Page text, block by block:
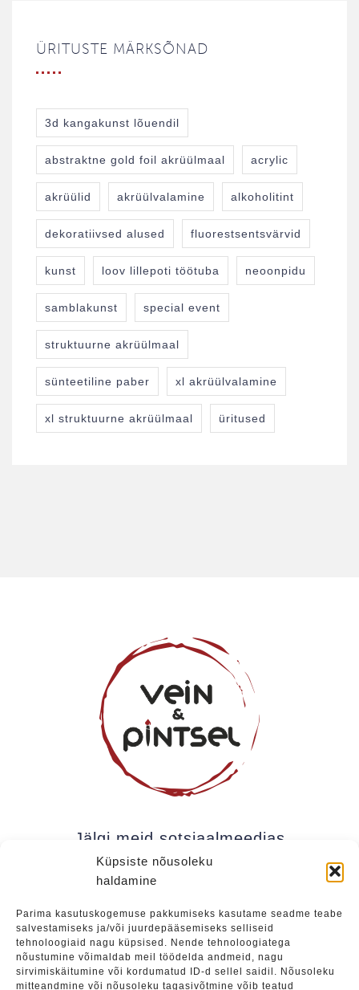
Küpsiste nõusoleku
haldamine
Parima kasutuskogemuse pakkumiseks kasutame seadme teabe
salvestamiseks ja/või juurdepääsemiseks selliseid
tehnoloogiaid nagu küpsised. Nende tehnoloogiatega
nõustumine võimaldab meil töödelda andmeid, nagu
sirvimiskäitumine või kordumatud ID-d sellel saidil. Nõusoleku
mitteandmine või nõusoleku tagasivõtmine võib teatud
ÜRITUSTE MÄRKSÕNAD
3d kangakunst lõuendil
abstraktne gold foil akrüülmaal acrylic
akrüülid akrüülvalamine alkoholitint
dekoratiivsed alused fluorestsentsvärvid
kunst loov lillepoti töötuba neoonpidu
samblakunst special event
struktuurne akrüülmaal
sünteetiline paber xl akrüülvalamine
xl struktuurne akrüülmaal üritused
Jälgi meid sotsiaalmeedias
Kui soovite olla kursis meie uudistega (uued
üritused, eripakkumised jne), soovitame liituda
meie uudiskirjaga.